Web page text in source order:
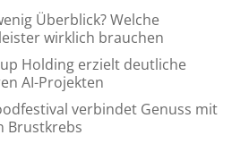
Überblick? Welche
wirklich brauchen
Holding erzielt deutliche
AI-Projekten
verbindet Genuss mit
Brustkrebs